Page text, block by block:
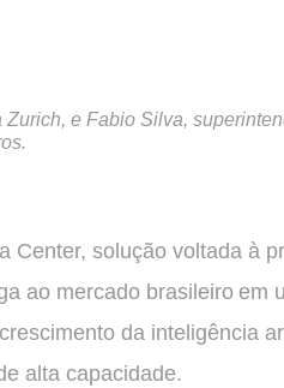
e Fabio Silva,
Center, solução voltada à
ao mercado brasileiro em
da inteligência
alta capacidade.